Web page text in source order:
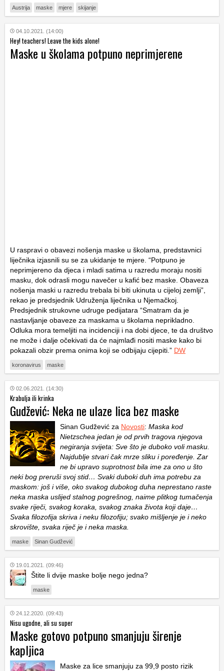
Austrija maske mjere skijanje
04.10.2021. (14:00)
Hey! teachers! Leave the kids alone!
Maske u školama potpuno neprimjerene
U raspravi o obavezi nošenja maske u školama, predstavnici
liječnika izjasnili su se za ukidanje te mjere. “Potpuno je
neprimjereno da djeca i mladi satima u razredu moraju nositi
masku, dok odrasli mogu navečer u kafić bez maske. Obaveza
nošenja maski u razredu trebala bi biti ukinuta u cijeloj zemlji”,
rekao je predsjednik Udruženja liječnika u Njemačkoj.
Predsjednik strukovne udruge pedijatara “Smatram da je
nastavljanje obaveze za maskama u školama neprikladno.
Odluka mora temeljiti na incidenciji i na dobi djece, te da društvo
ne može i dalje očekivati da će najmlađi nositi maske kako bi
pokazali obzir prema onima koji se odbijaju cijepiti.” DW
koronavirus maske
02.06.2021. (14:30)
Krabulja ili krinka
Gudžević: Neka ne ulaze lica bez maske
Sinan Gudžević za Novosti: Maska kod
Nietzschea jedan je od prvih tragova njegova
negiranja svijeta: Sve što je duboko voli masku.
Najdublje stvari čak mrze sliku i poređenje. Zar
ne bi upravo suprotnost bila ime za ono u što
neki bog preruši svoj stid… Svaki duboki duh ima potrebu za
maskom: još i više, oko svakog dubokog duha neprestano raste
neka maska uslijed stalnog pogrešnog, naime plitkog tumačenja
svake riječi, svakog koraka, svakog znaka života koji daje…
Svaka filozofija skriva i neku filozofiju; svako mišljenje je i neko
skrovište, svaka riječ je i neka maska.
maske Sinan Gudžević
19.01.2021. (09:46)
Štite li dvije maske bolje nego jedna?
maske
24.12.2020. (09:43)
Nisu ugodne, ali su super
Maske gotovo potpuno smanjuju širenje
kapljica
Maske za lice smanjuju za 99,9 posto rizik